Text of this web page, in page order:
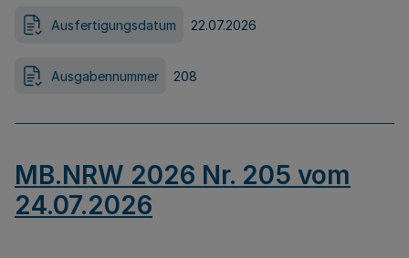
Ausfertigungsdatum 22.07.2026
Ausgabennummer 208
MB.NRW 2026 Nr. 205 vom
24.07.2026